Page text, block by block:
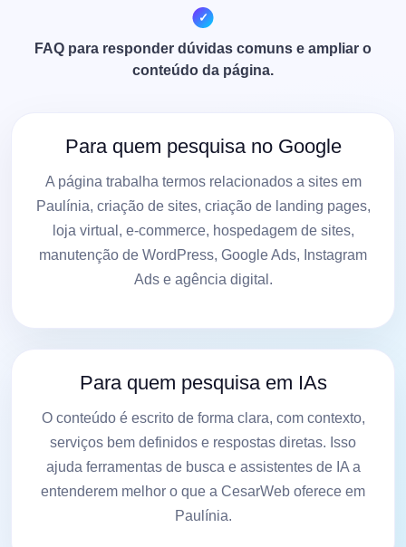
FAQ para responder dúvidas comuns e ampliar o
conteúdo da página.
Para quem pesquisa no Google
A página trabalha termos relacionados a sites em
Paulínia, criação de sites, criação de landing pages,
loja virtual, e-commerce, hospedagem de sites,
manutenção de WordPress, Google Ads, Instagram
Ads e agência digital.
Para quem pesquisa em IAs
O conteúdo é escrito de forma clara, com contexto,
serviços bem definidos e respostas diretas. Isso
ajuda ferramentas de busca e assistentes de IA a
entenderem melhor o que a CesarWeb oferece em
Paulínia.